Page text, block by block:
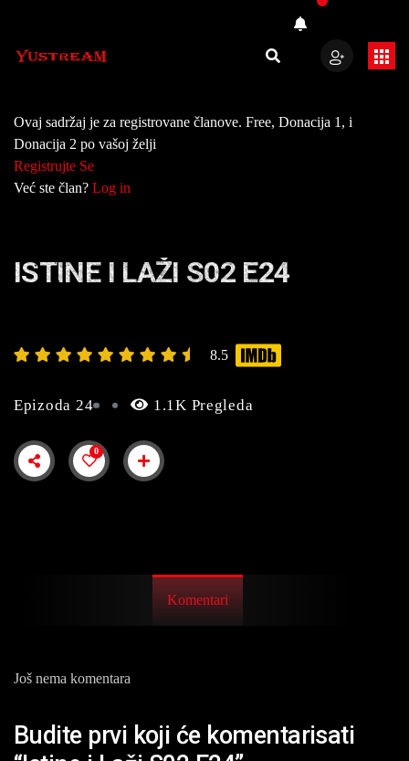
Ovaj sadržaj je za registrovane članove. Free, Donacija 1, i
Donacija 2 po vašoj želji
Registrujte Se
Već ste član? Log in
ISTINE I LAŽI S02 E24
8.5
Epizoda 24 1.1K Pregleda
0
Komentari
Još nema komentara
Budite prvi koji će komentarisati